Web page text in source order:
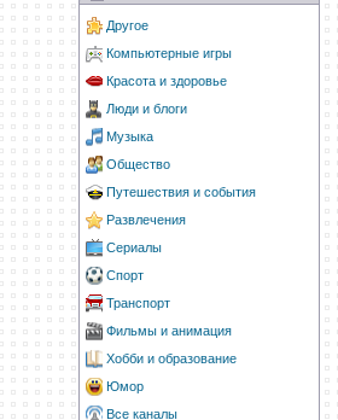
Другое
Компьютерные игры
Красота и здоровье
Люди и блоги
Музыка
Общество
Путешествия и события
Развлечения
Сериалы
Спорт
Транспорт
Фильмы и анимация
Хобби и образование
Юмор
Все каналы